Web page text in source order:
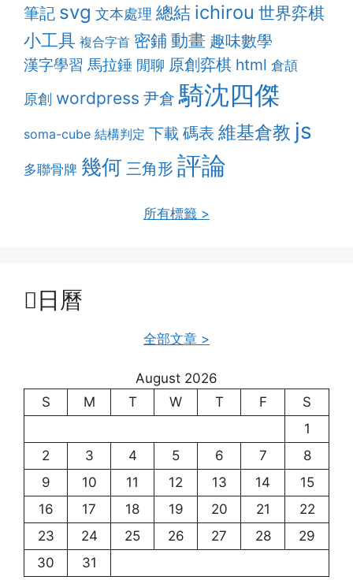
筆記 svg 文本處理 總結 ichirou 世界弈棋
小工具 複合字首 密鋪動畫 趣味數學
漢字學習 馬拉錘 閒聊 原創弈棋 html 倉頡
原創 wordpress 尹倉 騎沈四傑
soma-cube 結構判定 下載 碼表 維基倉教 js
多聯骨牌 幾何 三角形 評論
所有標籤 >
日曆
全部文章 >
August 2026
S
M T W T F
S
1
2
3 4 5 6 7
8
9
10 11 12 13 14
15
16
17 18 19 20 21
22
23
24 25 26 27 28
29
30
31